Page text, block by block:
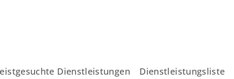
Dienstleistungen Dienstleistungsliste